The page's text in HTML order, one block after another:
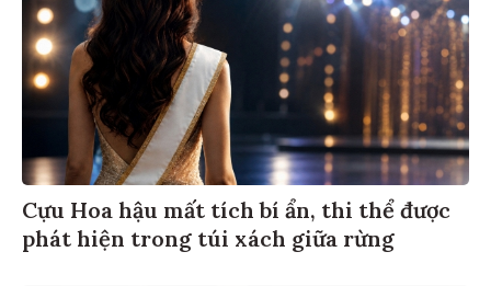
Cựu Hoa hậu mất tích bí ẩn, thi thể được
phát hiện trong túi xách giữa rừng